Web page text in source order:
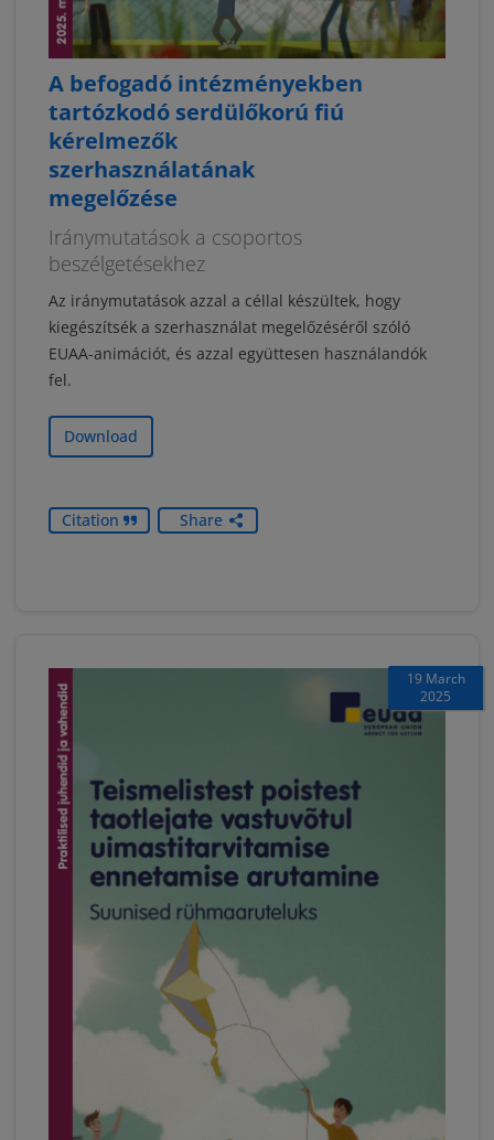
A befogadó intézményekben
tartózkodó serdülőkorú fiú
kérelmezők
szerhasználatának
megelőzése
Iránymutatások a csoportos
beszélgetésekhez
Az iránymutatások azzal a céllal készültek, hogy
kiegészítsék a szerhasználat megelőzéséről szóló
EUAA-animációt, és azzal együttesen használandók
fel.
Download
Citation Share
19 March
2025